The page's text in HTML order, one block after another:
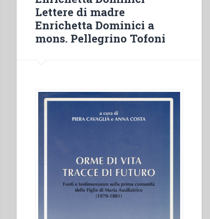
Ausiliatrice
in
Italia
attraverso
(1884-
1902)”
Lettere di madre
Enrichetta Dominici a
mons. Pellegrino Tofoni